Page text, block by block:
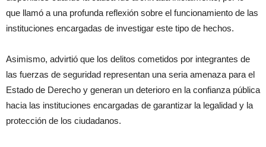
que llamó a una profunda reflexión sobre el funcionamiento de las
instituciones encargadas de investigar este tipo de hechos.
Asimismo, advirtió que los delitos cometidos por integrantes de
las fuerzas de seguridad representan una seria amenaza para el
Estado de Derecho y generan un deterioro en la confianza pública
hacia las instituciones encargadas de garantizar la legalidad y la
protección de los ciudadanos.